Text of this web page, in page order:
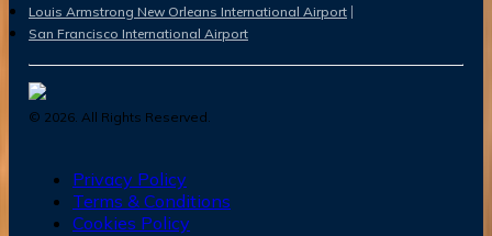
Louis Armstrong New Orleans International Airport
San Francisco International Airport
© 2026. All Rights Reserved.
Privacy Policy
Terms & Conditions
Cookies Policy